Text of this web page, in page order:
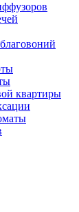
квартиры